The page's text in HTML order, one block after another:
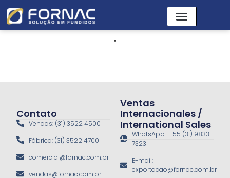
Contato
Vendas: (31) 3522 4500
Fábrica: (31) 3522 4700
comercial@fornac.com.br
vendas@fornac.com.br
Ventas
Internacionales /
International Sales
WhatsApp: + 55 (31) 98331
7323
E-mail:
exportacao@fornac.com.br